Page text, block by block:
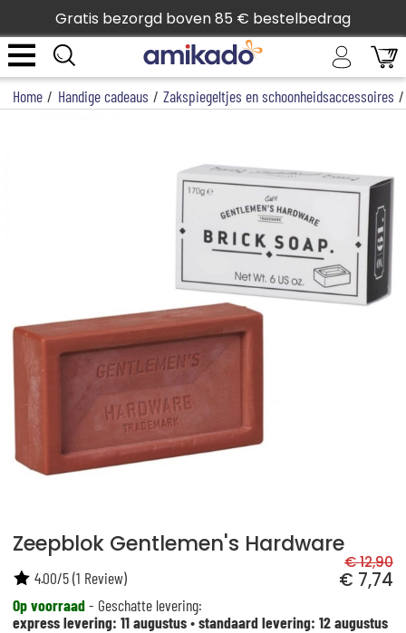
Gratis bezorgd boven 85 € bestelbedrag
Home / Handige cadeaus / Zakspiegeltjes en schoonheidsaccessoires /
Zeepblok Gentlemen's Hardware
€ 12,90
€ 7,74
Op voorraad- Geschatte levering:
express levering: 11 augustus•standaard levering: 12 augustus
4.00/5(1 Review)